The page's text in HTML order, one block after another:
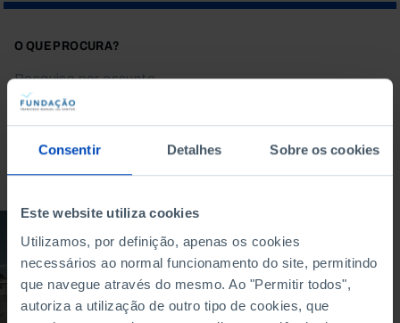
Consentir Detalhes Sobre os cookies
Este website utiliza cookies
Utilizamos, por definição, apenas os cookies
necessários ao normal funcionamento do site, permitindo
que navegue através do mesmo. Ao "Permitir todos",
autoriza a utilização de outro tipo de cookies, que
O QUE PROCURA?
Ensino - O Desafio do
Superior em Portugal